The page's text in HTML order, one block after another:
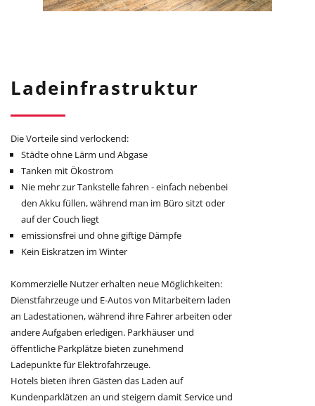
Ladeinfrastruktur
Die Vorteile sind verlockend:
Städte ohne Lärm und Abgase
Tanken mit Ökostrom
Nie mehr zur Tankstelle fahren - einfach nebenbei
den Akku füllen, während man im Büro sitzt oder
auf der Couch liegt
emissionsfrei und ohne giftige Dämpfe
Kein Eiskratzen im Winter
Kommerzielle Nutzer erhalten neue Möglichkeiten:
Dienstfahrzeuge und E-Autos von Mitarbeitern laden
an Ladestationen, während ihre Fahrer arbeiten oder
andere Aufgaben erledigen. Parkhäuser und
öffentliche Parkplätze bieten zunehmend
Ladepunkte für Elektrofahrzeuge.
Hotels bieten ihren Gästen das Laden auf
Kundenparklätzen an und steigern damit Service und